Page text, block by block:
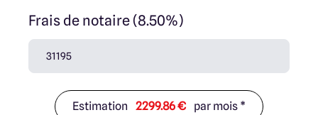
Frais de notaire (8.50%)
Estimation 2299.86 € par mois *